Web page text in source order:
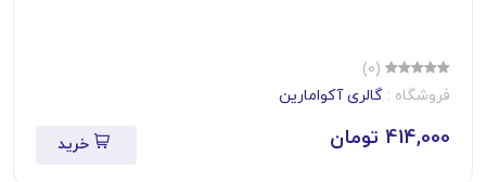
(0)
فروشگاه : گالری آکوامارین
414,000 تومان خرید